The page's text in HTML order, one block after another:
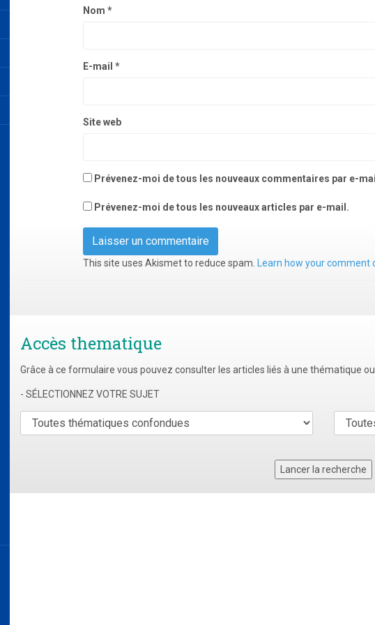
Nom *
E-mail *
Site web
Prévenez-moi de tous les nouveaux commentaires par e-
Prévenez-moi de tous les nouveaux articles par e-mail.
This site uses Akismet to reduce spam. Learn how your comment
Accès thematique
Grâce à ce formulaire vous pouvez consulter les articles liés à une thématique
- SÉLECTIONNEZ VOTRE SUJET